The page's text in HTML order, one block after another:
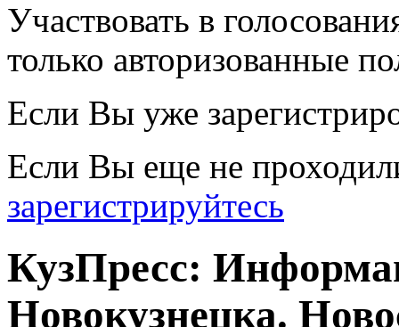
Участвовать в
только авторизованные
Если Вы уже
Если Вы еще не
зарегистрируйтесь
КузПресс:
Новокузнецка.